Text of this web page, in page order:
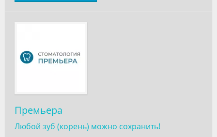
Премьера
Любой зуб (корень) можно сохранить!